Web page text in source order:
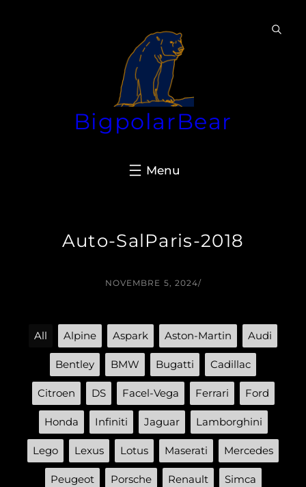
BigpolarBear
Auto-SalParis-2018
NOVEMBRE 5, 2024/
All Alpine Aspark Aston-Martin Audi
Bentley BMW Bugatti Cadillac
Citroen DS Facel-Vega Ferrari Ford
Honda Infiniti Jaguar Lamborghini
Lego Lexus Lotus Maserati Mercedes
Peugeot Porsche Renault Simca